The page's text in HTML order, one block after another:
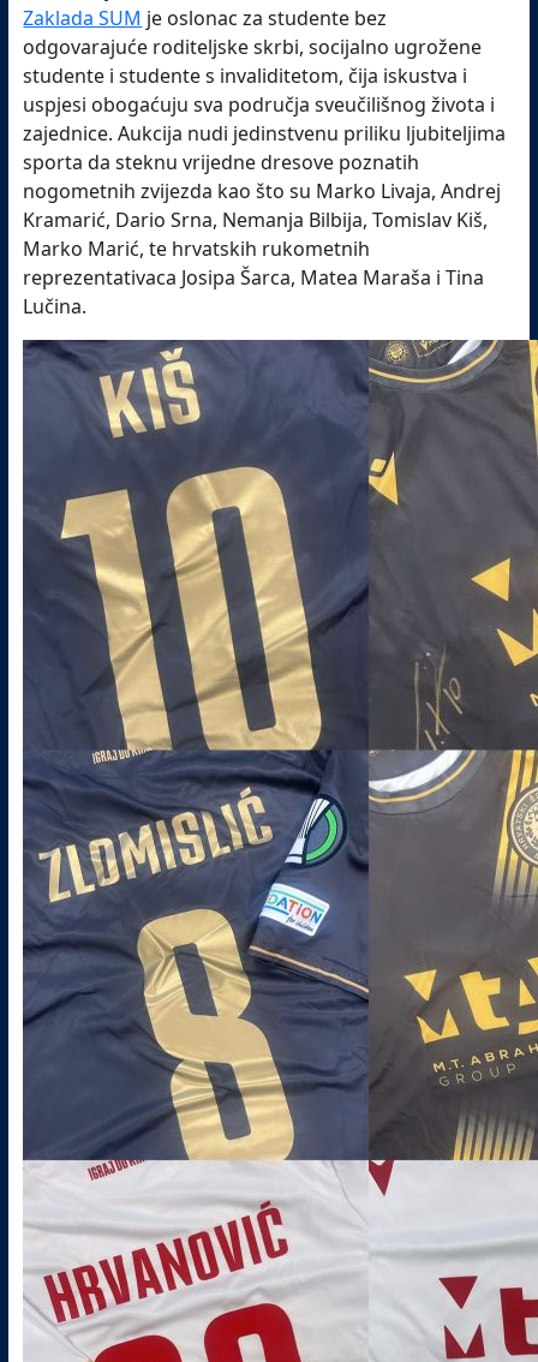
Zaklada SUM je oslonac za studente bez
odgovarajuće roditeljske skrbi, socijalno ugrožene
studente i studente s invaliditetom, čija iskustva i
uspjesi obogaćuju sva područja sveučilišnog života i
zajednice. Aukcija nudi jedinstvenu priliku ljubiteljima
sporta da steknu vrijedne dresove poznatih
nogometnih zvijezda kao što su Marko Livaja, Andrej
Kramarić, Dario Srna, Nemanja Bilbija, Tomislav Kiš,
Marko Marić, te hrvatskih rukometnih
reprezentativaca Josipa Šarca, Matea Maraša i Tina
Lučina.